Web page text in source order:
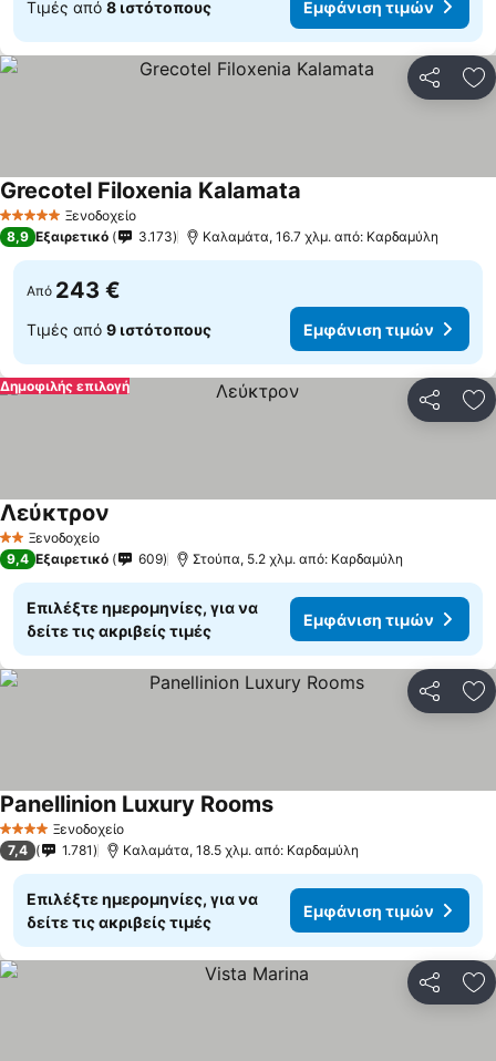
Τιμές από 8 ιστότοπους Εμφάνιση τιμών
5 Αστέρια Ξενοδοχείο
Grecotel Filoxenia Kalamata
8,9 Εξαιρετικό 3.173 Καλαμάτα, 16.7 χλμ. από: Καρδαμύλη
Από 243 €
Τιμές από 9 ιστότοπους Εμφάνιση τιμών
Δημοφιλής επιλογή
2 ΑστέριαΞενοδοχείο
Λεύκτρον
9,4 Εξαιρετικό 609 Στούπα, 5.2 χλμ. από: Καρδαμύλη
Επιλέξτε ημερομηνίες, για να
δείτε τις ακριβείς τιμές
Εμφάνιση τιμών
4 ΑστέριαΞενοδοχείο
Panellinion Luxury RoomsΕμφάνιση τιμών
7,4 1.781 Καλαμάτα, 18.5 χλμ. από: Καρδαμύλη
Επιλέξτε ημερομηνίες, για να
δείτε τις ακριβείς τιμές
Εμφάνιση τιμών